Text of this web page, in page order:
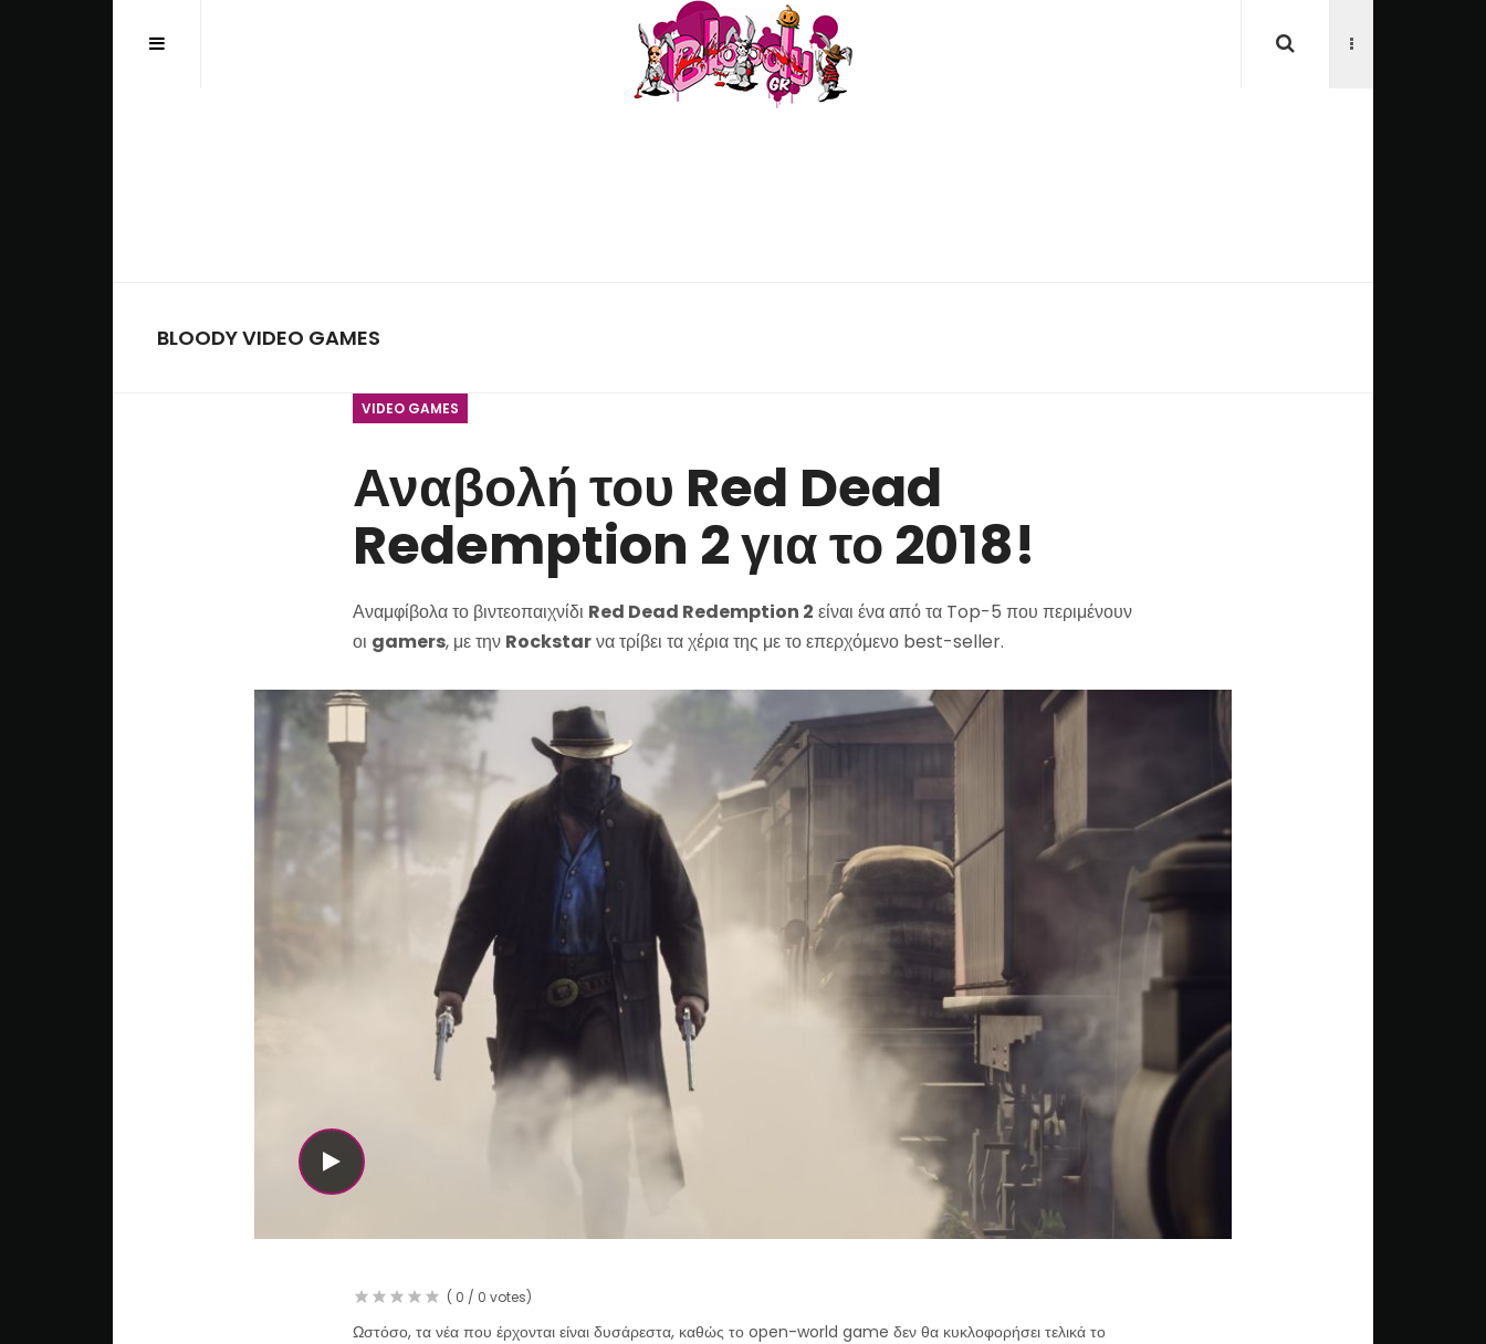
BLOODY VIDEO GAMES
VIDEO GAMES
Αναβολή του Red Dead
Redemption 2 για το 2018!
Αναμφίβολα το βιντεοπαιχνίδι Red Dead Redemption 2 είναι ένα από τα Top-5 που περιμένουν
οι gamers, με την Rockstarνα τρίβει τα χέρια της με το επερχόμενο best-seller.
WATCH THE VIDEO
( 0 / 0 votes)
Ωστόσο, τα νέα που έρχονται είναι δυσάρεστα, καθώς το open-world game δεν θα κυκλοφορήσει τελικά το